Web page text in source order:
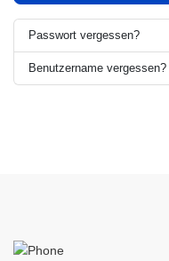
Passwort vergessen?
Benutzername vergessen?